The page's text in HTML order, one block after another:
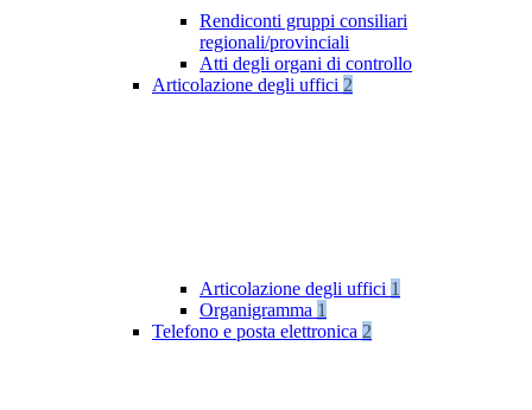
Rendiconti gruppi consiliari
regionali/provinciali
Atti degli organi di controllo
Articolazione degli uffici 2
Articolazione degli uffici 1
Organigramma 1
Telefono e posta elettronica 2